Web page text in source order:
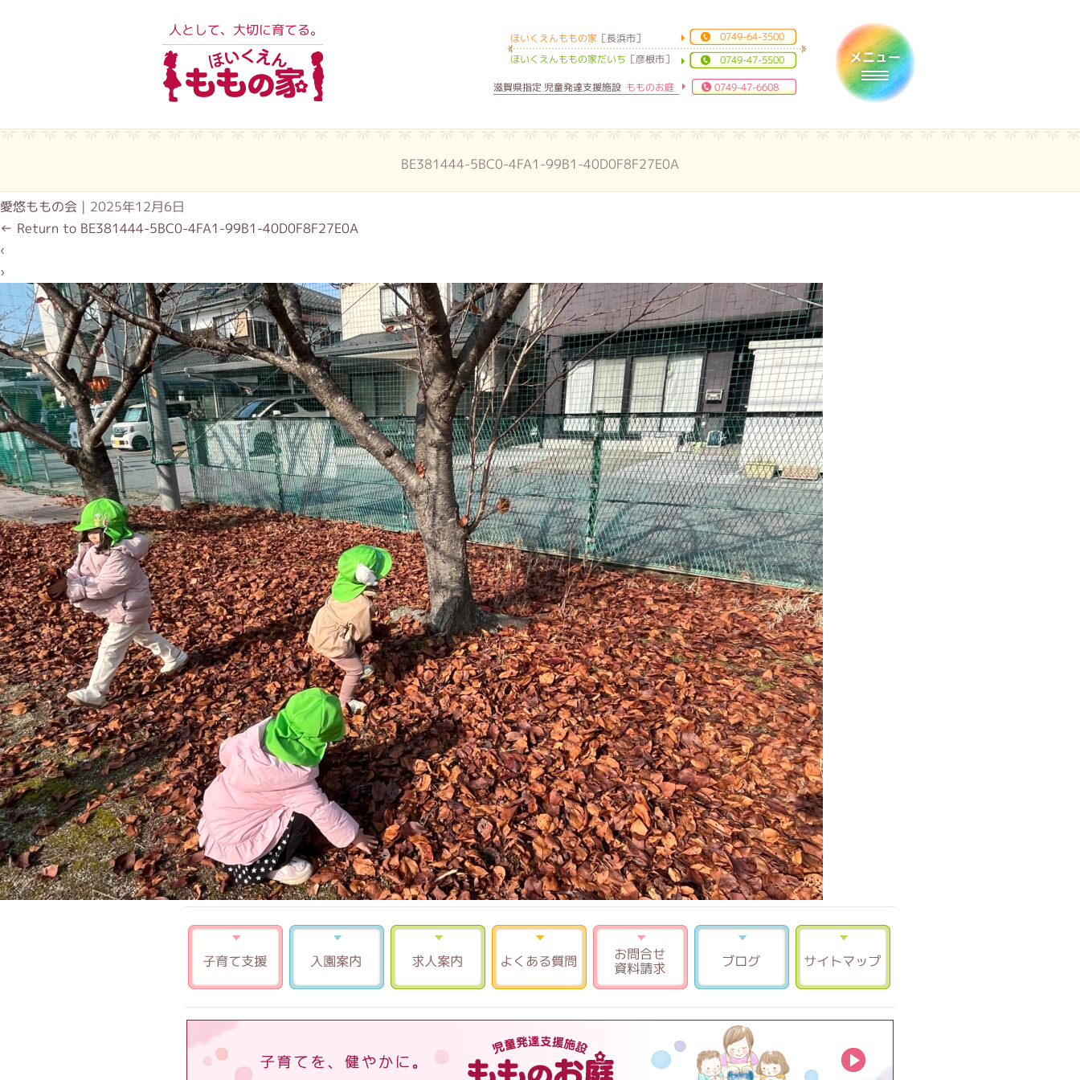
人として、大切に育てる。
ほいくえんももの家
Toggle navigation
ほいくえんももの家 ［長浜市］
0749-64-3500
ほいくえんももの家だいち ［彦根市］
0749-47-5500
滋賀県指定 児童発達支援施設 もものお庭 0749-47-6608
BE381444-5BC0-4FA1-99B1-40D0F8F27E0A
愛悠ももの会 | 2025年12月6日
← Return to BE381444-5BC0-4FA1-99B1-40D0F8F27E0A
‹
›
子育て支援 入園案内 求人案内 よくある質問 お問合せ 資料請求 ブログ